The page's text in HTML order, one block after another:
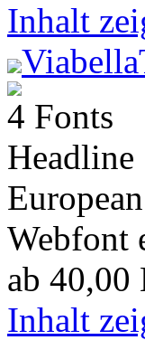
Inhalt
4 Fonts
Headline
Webfont
ab 40,00
Inhalt